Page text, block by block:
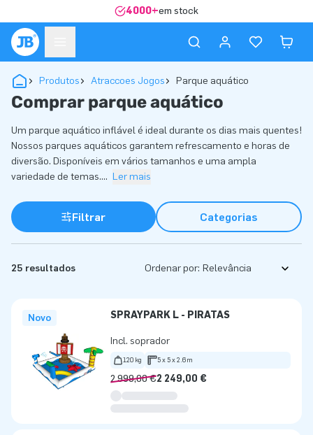
4000+em stock
Produtos Atraccoes Jogos Parque aquático
Comprar parque aquático
Um parque aquático inflável é ideal durante os dias mais quentes!
Nossos parques aquáticos garantem refrescamento e horas de
diversão. Disponíveis em vários tamanhos e uma ampla
variedade de temas.... Ler mais
Filtrar Categorias
25 resultados Ordenar por:
Novo SPRAYPARK L - PIRATAS
Incl. soprador
120 kg 5 x 5 x 2.6m
2 999,00 €2 249,00 €